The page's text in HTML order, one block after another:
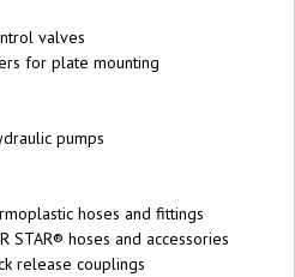
valves
for plate mounting
pumps
hoses and fittings
STAR® hoses and accessories
release couplings